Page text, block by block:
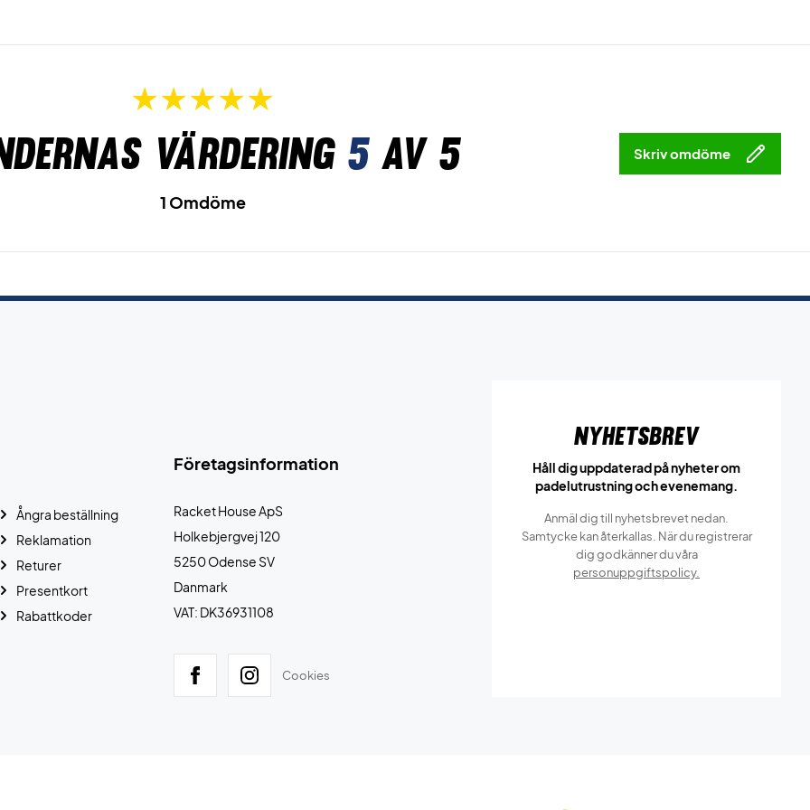
värdering 5av 5 Skriv omdöme
1 Omdöme
Företagsinformation
Racket House ApS
Holkebjergvej 120
5250 Odense SV
Danmark
VAT: DK36931108
Cookies
Ångra beställning
Reklamation
Returer
Presentkort
Rabattkoder
Nyhetsbrev
Håll dig uppdaterad på nyheter om
padelutrustning och evenemang.
Anmäl dig till nyhetsbrevet nedan.
Samtycke kan återkallas. När du registrerar
dig godkänner du våra
personuppgiftspolicy.